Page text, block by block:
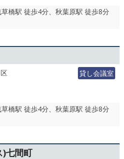
橋駅 徒歩4分、秋葉原駅 徒歩8分
貸し会議室
橋駅 徒歩4分、秋葉原駅 徒歩8分
)七間町